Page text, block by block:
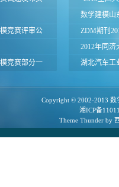
竞赛评审公
竞赛部分一
知
数学建模山
ZDM期刊
究论文专辑
2012年同济
湖北汽车工
Copyright © 2002-2013 数
湘ICP备
Theme Thunderby